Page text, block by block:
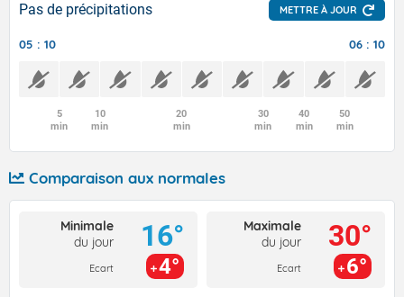
Pas de précipitations METTRE À JOUR
05 : 10 06 : 10
5
min
10
min
20
min
30
min
40
min
50
min
Comparaison aux normales
Minimale
du jour
Ecart
16°
4°
Maximale
du jour
Ecart
30°
6°